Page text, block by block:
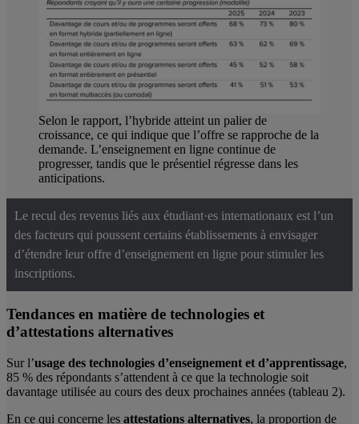
Selon le rapport, l’hybride atteint un palier de
croissance, ce qui indique que l’offre se rapproche de la
demande. L’enseignement en ligne continue de
progresser, tandis que le présentiel régresse dans les
anticipations.
Le recul des revenus liés aux étudiant·es internationaux est l’un
des facteurs qui poussent certains établissements à envisager
d’étendre leur offre d’enseignement en ligne pour stimuler les
inscriptions.
Tendances en matière de technologies et
d’attestations alternatives
Sur l’usage des technologies d’enseignement et d’apprentissage,
85 % des répondants s’attendent à ce que la technologie soit
davantage utilisée au cours des deux prochaines années (tableau 2).
En ce qui concerne les attestations alternatives, la proportion de